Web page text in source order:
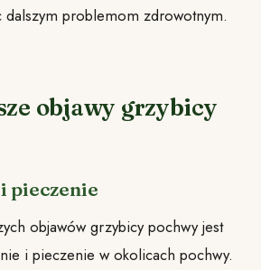
problemom zdrowotnym.
objawy grzybicy
pieczenie
objawów grzybicy pochwy jest
i pieczenie w okolicach pochwy.